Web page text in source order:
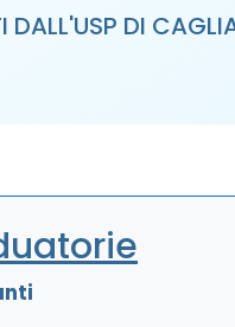
DALL'USP DI